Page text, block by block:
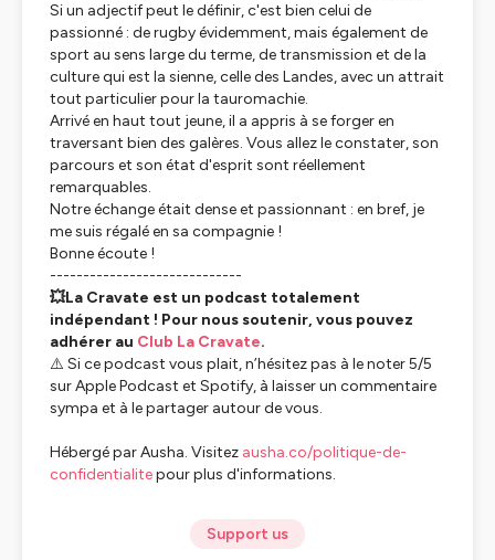
Si un adjectif peut le définir, c'est bien celui de
passionné : de rugby évidemment, mais également de
sport au sens large du terme, de transmission et de la
culture qui est la sienne, celle des Landes, avec un attrait
tout particulier pour la tauromachie.
Arrivé en haut tout jeune, il a appris à se forger en
traversant bien des galères. Vous allez le constater, son
parcours et son état d'esprit sont réellement
remarquables.
Notre échange était dense et passionnant : en bref, je
me suis régalé en sa compagnie !
Bonne écoute !
-----------------------------
💥La Cravate est un podcast totalement
indépendant ! Pour nous soutenir, vous pouvez
adhérer au Club La Cravate.
⚠️ Si ce podcast vous plait, n’hésitez pas à le noter 5/5
sur Apple Podcast et Spotify, à laisser un commentaire
sympa et à le partager autour de vous.
Hébergé par Ausha. Visitez ausha.co/politique-de-
confidentialitepour plus d'informations.
Support us